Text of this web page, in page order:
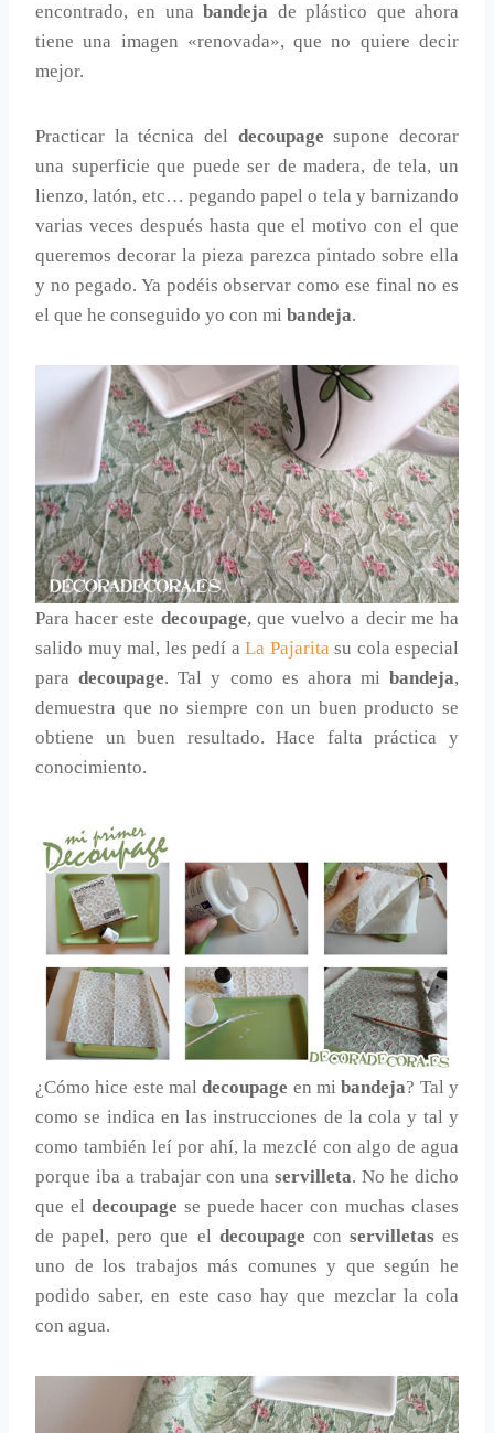
encontrado, en unabandeja de plástico que ahora
tiene una imagen «renovada», que no quiere decir
mejor.
Practicar la técnica del decoupagesupone decorar
una superficie que puede ser de madera, de tela, un
lienzo, latón, etc… pegando papel o tela y barnizando
varias veces después hasta que el motivo con el que
queremos decorar la pieza parezca pintado sobre ella
y no pegado. Ya podéis observar como ese final no es
el que he conseguido yo con mi bandeja.
Para hacer este decoupage, que vuelvo a decir me ha
salido muy mal, les pedí a La Pajaritasu cola especial
paradecoupage. Tal y como es ahora mi bandeja,
demuestra que no siempre con un buen producto se
obtiene un buen resultado. Hace falta práctica y
conocimiento.
¿Cómo hice este maldecoupage en mibandeja? Tal y
como se indica en las instrucciones de la cola y tal y
como también leí por ahí, la mezclé con algo de agua
porque iba a trabajar con una servilleta. No he dicho
que el decoupage se puede hacer con muchas clases
de papel, pero que el decoupage con servilletas es
uno de los trabajos más comunes y que según he
podido saber, en este caso hay que mezclar la cola
con agua.